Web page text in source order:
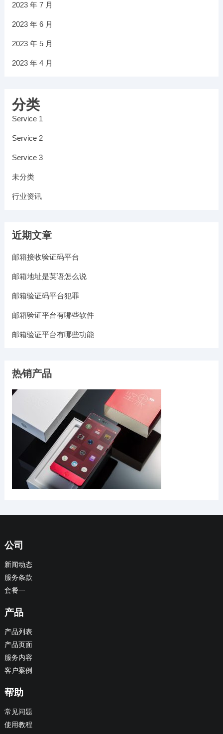
2023 年 7 月
2023 年 6 月
2023 年 5 月
2023 年 4 月
分类
Service 1
Service 2
Service 3
未分类
行业资讯
近期文章
邮箱接收验证码平台
邮箱地址是英语怎么说
邮箱验证码平台犯罪
邮箱验证平台有哪些软件
邮箱验证平台有哪些功能
热销产品
公司
新闻动态
服务条款
套餐一
产品
产品列表
产品页面
服务内容
客户案例
帮助
常见问题
使用教程